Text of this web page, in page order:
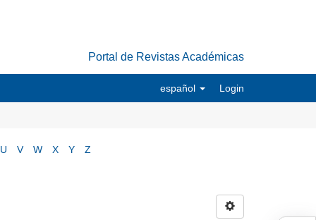
Portal de Revistas Académicas
español Login
U V W X Y Z